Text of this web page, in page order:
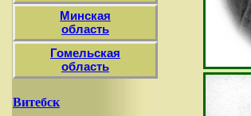
Минская
область
Гомельская
область
Витебск